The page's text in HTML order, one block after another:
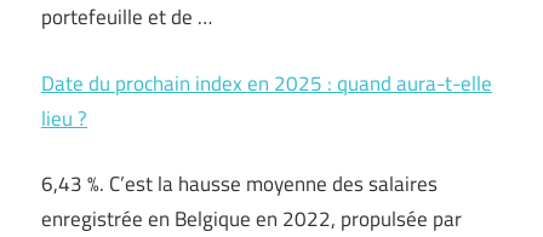
portefeuille et de …
Date du prochain index en 2025 : quand aura-t-elle
lieu ?
6,43 %. C’est la hausse moyenne des salaires
enregistrée en Belgique en 2022, propulsée par